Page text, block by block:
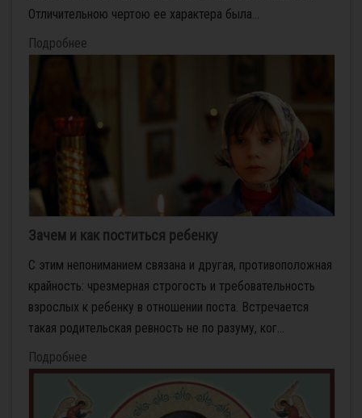
Отличительною чертою ее характера была...
Подробнее
Зачем и как поститься ребенку
С этим непониманием связана и другая, противоположная
крайность: чрезмерная строгость и требовательность
взрослых к ребенку в отношении поста. Встречается
такая родительская ревность не по разуму, ког...
Подробнее